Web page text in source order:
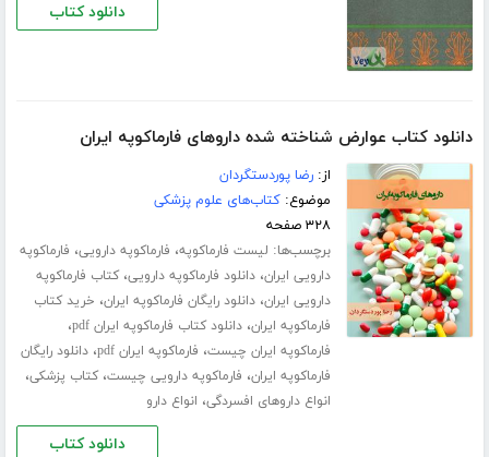
دانلود کتاب
دانلود کتاب عوارض شناخته شده داروهای فارماکوپه ایران
از:رضا پوردستگردان
موضوع:کتاب‌های علوم پزشکی
۳۲۸ صفحه
برچسب‌ها: لیست فارماکوپه، فارماکوپه دارویی، فارماکوپه
دارویی ایران،دانلود فارماکوپه دارویی،کتاب فارماکوپه
دارویی ایران،دانلود رایگان فارماکوپه ایران، خرید کتاب
فارماکوپه ایران،دانلود کتاب فارماکوپه ایران pdf ،
فارماکوپه ایران چیست، فارماکوپه ایران pdf ،دانلود رایگان
فارماکوپه ایران، فارماکوپه دارویی چیست،کتاب پزشکی،
انواع داروهای افسردگی، انواع دارو
دانلود کتاب